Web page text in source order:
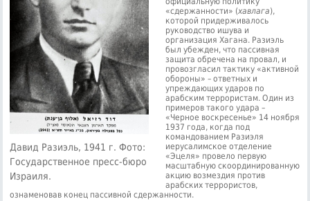
Давид Разиэль, 1941 г. Фото:
Государственное пресс-бюро
Израиля.
«сдержанности» (хавлага),
которой придерживалось
руководство ишува и
организация Хагана. Разиэль
был убежден, что пассивная
защита обречена на провал, и
провозгласил тактику «активной
обороны» – ответных и
упреждающих ударов по
арабским террористам. Один из
примеров такого удара –
«Черное воскресенье» 14 ноября
1937 года, когда под
командованием Разиэля
иерусалимское отделение
«Эцеля» провело первую
масштабную скоординированную
акцию возмездия против
арабских террористов,
ознаменовав конец пассивной сдержанности.